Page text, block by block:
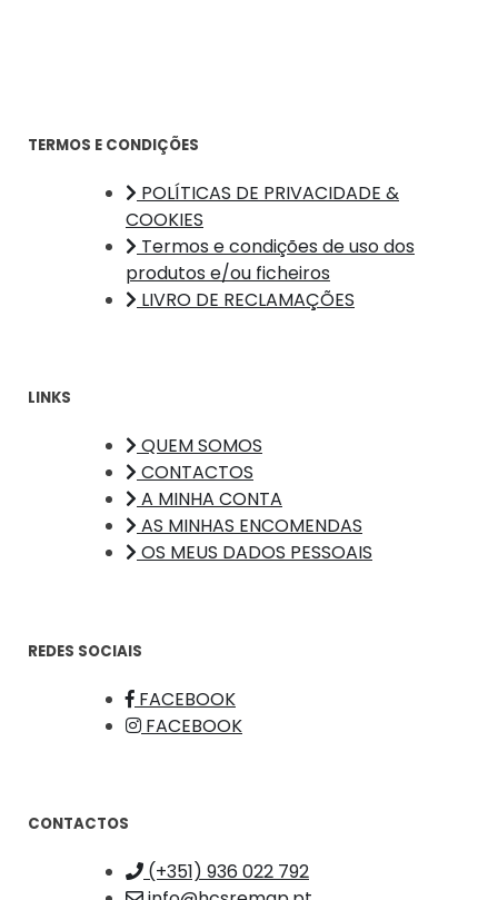
TERMOS E CONDIÇÕES
POLÍTICAS DE PRIVACIDADE &
COOKIES
Termos e condições de uso dos
produtos e/ou ficheiros
LIVRO DE RECLAMAÇÕES
LINKS
QUEM SOMOS
CONTACTOS
A MINHA CONTA
AS MINHAS ENCOMENDAS
OS MEUS DADOS PESSOAIS
REDES SOCIAIS
FACEBOOK
FACEBOOK
CONTACTOS
(+351) 936 022 792